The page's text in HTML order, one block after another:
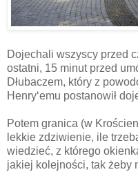
Dojechali wszyscy przed
ostatni, 15 minut przed
Dłubaczem, który z
Henry‘emu postanowił
Potem granica (w
lekkie zdziwienie, ile
wiedzieć, z którego
jakiej kolejności, tak żeby